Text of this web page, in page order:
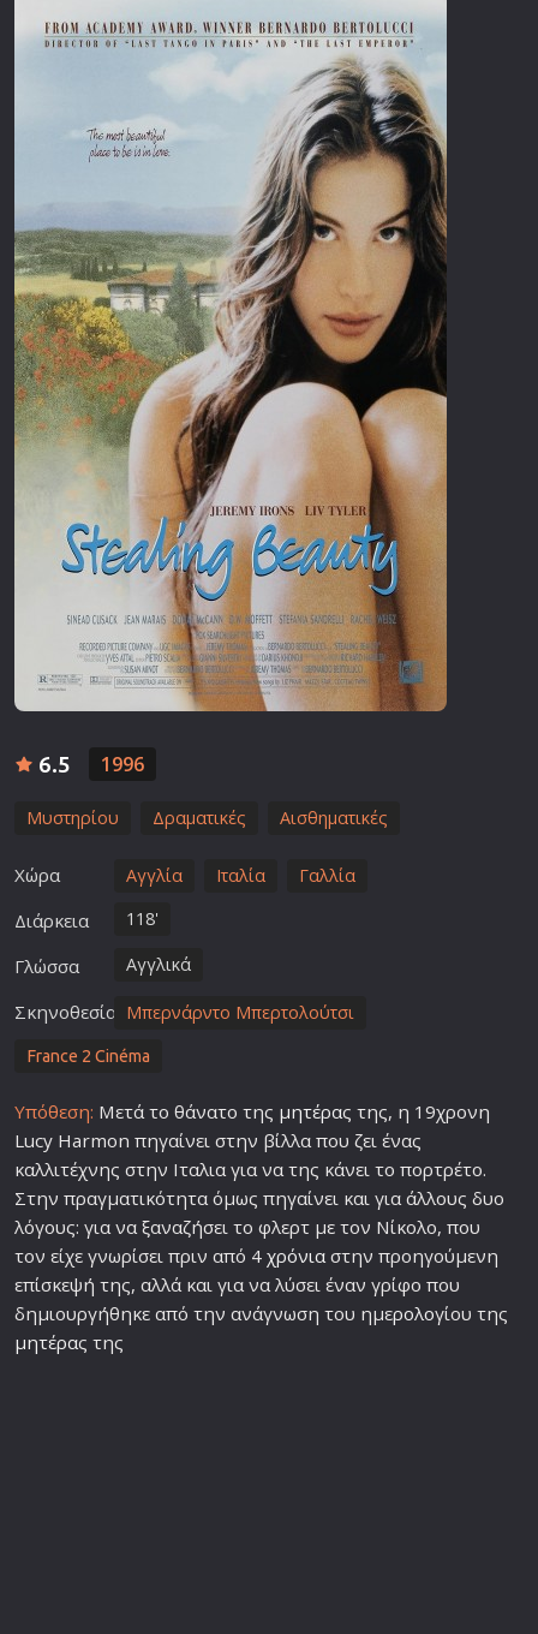
6.5 1996
Μυστηρίου Δραματικές Αισθηματικές
Χώρα Αγγλία Ιταλία Γαλλία
Διάρκεια 118'
Γλώσσα Αγγλικά
Σκηνοθεσία Μπερνάρντο Μπερτολούτσι
France 2 Cinéma
Υπόθεση: Μετά το θάνατο της μητέρας της, η 19χρονη
Lucy Harmon πηγαίνει στην βίλλα που ζει ένας
καλλιτέχνης στην Ιταλια για να της κάνει το πορτρέτο.
Στην πραγματικότητα όμως πηγαίνει και για άλλους δυο
λόγους: για να ξαναζήσει το φλερτ με τον Νίκολο, που
τον είχε γνωρίσει πριν από 4 χρόνιαστην προηγούμενη
επίσκεψή της, αλλά και για να λύσει έναν γρίφο που
δημιουργήθηκε από την ανάγνωση του ημερολογίου της
μητέρας της